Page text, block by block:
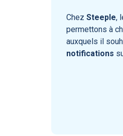
Chez Steeple,
permettons à
auxquels il
notifications